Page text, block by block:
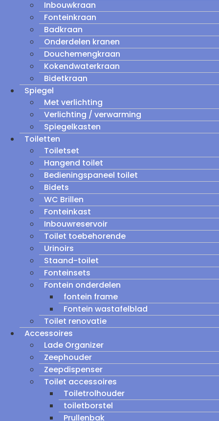
Inbouwkraan
Fonteinkraan
Badkraan
Onderdelen kranen
Douchemengkraan
Kokendwaterkraan
Bidetkraan
Spiegel
Met verlichting
Verlichting / verwarming
Spiegelkasten
Toiletten
Toiletset
Hangend toilet
Bedieningspaneel toilet
Bidets
WC Brillen
Fonteinkast
Inbouwreservoir
Toilet toebehorende
Urinoirs
Staand-toilet
Fonteinsets
Fontein onderdelen
fontein frame
Fontein wastafelblad
Toilet renovatie
Accessoires
Lade Organizer
Zeephouder
Zeepdispenser
Toilet accessoires
Toiletrolhouder
toiletborstel
Prullenbak